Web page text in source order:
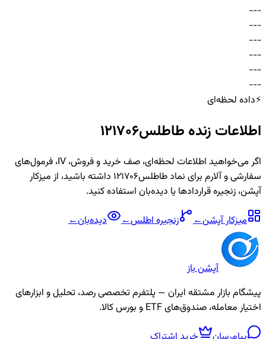
-
-
-
-
-
-
-
-
-
-
-
-
-
-
-
-
-
-
⚡داده لحظه‌ای
اطلاعات زنده طاطلس121706
اگر می‌خواهید اطلاعات لحظه‌ای، صف خرید و فروش، IV، فرمول‌های
سفارشی و آلارم برای نمادطاطلس121706
داشته باشید، از میزکار
آپشن، زنجیره قراردادها یا دیده‌بان استفاده کنید.
میزکار آپشن← زنجیرهاطلس← دیده‌بان←
آپشن باز
پیشگام بازار مشتقه ایران — پلتفرم تخصصی رصد، تحلیل و ابزارهای
اختیار معامله، صندوق‌های ETF و بورس کالا.